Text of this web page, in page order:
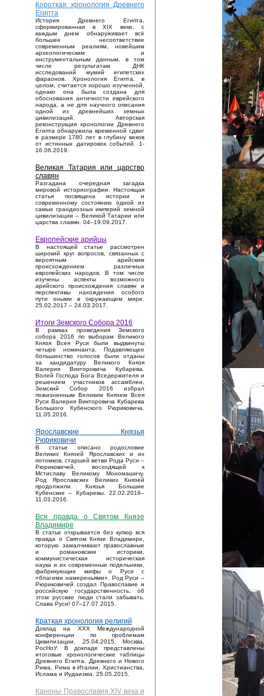
Короткая хронология Древнего
Египта
История Древнего Египта,
сформированная в XIX веке, с
каждым днем обнаруживает всё
большее несоответствие
современным реалиям, новейшим
археологическим и
инструментальным данным, в том
числе результатам ДНК
исследований мумий египетских
фараонов. Хронология Египта, в
целом, считается хорошо изученной,
однако она была создана для
обоснования античности еврейского
народа, а не для научного описания
одной из древнейших земных
цивилизаций. Авторская
реконструкция хронологии Древнего
Египта обнаружила временной сдвиг
в размере 1780 лет в глубину веков
от истинных датировок событий. 1-
16.06.2019.
Великая Татария или царство
славян
Разгадана очередная загадка
мировой историографии. Настоящая
статья посвящена истории и
современному состоянию одной из
самых грандиозных империй земной
цивилизации – Великой Татарии или
царства славян. 04–19.09.2017.
Европейские арийцы
В настоящей статье рассмотрен
широкий круг вопросов, связанных с
вероятным арийским
происхождением различных
европейских народов. В том числе
изучены аспекты возможного
арийского происхождения славян и
перспективы нахождения особого
пути оными в окружающем мире.
25.02.2017 – 24.03.2017.
Итоги Земского Собора 2016
В рамках проведения Земского
собора 2016 по выборам Великого
Князя Всея Руси были выдвинуты
четыре номинанта. Подавляющее
большинство голосов были отданы
за кандидатуру Великого Князя
Валерия Викторовича Кубарева.
Волей Господа Бога Вседержителя и
решением участников ассамблеи,
Земский Собор 2016 избрал
пожизненным Великим Князем Всея
Руси Валерия Викторовича Кубарева
Большого Кубенского Рюриковича.
11.05.2016.
Ярославские Князья
Рюриковичи
В статье описано родословие
Великих Князей Ярославских и их
потомков, старшей ветви Рода Руси –
Рюриковичей, восходящей к
Мстиславу Великому Мономашичу.
Род Ярославских Великих Князей
продолжили Князья Большие
Кубенские – Кубаревы. 22.02.2016–
11.03.2016.
Вся правда о Святом Князе
Владимире
В статье открывается без купюр вся
правда о Святом Князе Владимире,
которую замалчивают православные
и романовские историки,
коммунистическая историческая
наука и их современные подельники,
фабрикующие мифы о Руси с
«благими намереньями». Род Руси –
Рюриковичей создал Православие и
российскую государственность, об
этом русские люди стали забывать.
Слава Руси! 07–17.07.2015.
Краткая хронология религий
Доклад на XXX Международной
конференции по проблемам
Цивилизации, 25.04.2015, Москва,
РосНоУ. В докладе представлены
итоговые хронологические таблицы
Древнего Египта, Древнего и Нового
Рима, Рима в Италии, Христианства,
Ислама и Иудаизма. 25.05.2015.
Каноны Православия XIV века и